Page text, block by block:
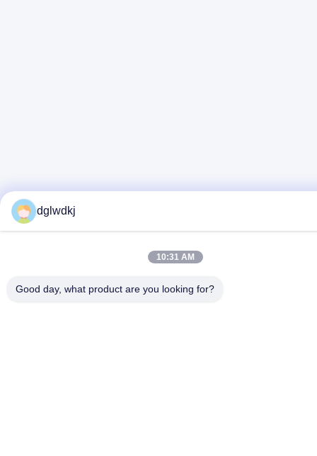
dglwdkj
10:31 AM
Good day, what product are you looking for?